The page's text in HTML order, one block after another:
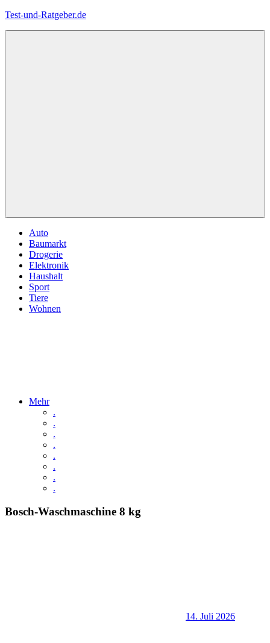
Zum
Test-und-Ratgeber.de
Auto
Baumarkt
Drogerie
Elektronik
Haushalt
Sport
Tiere
Wohnen
Mehr
.
.
.
.
.
.
.
.
Bosch-Waschmaschine 8 kg
14. Juli 2026